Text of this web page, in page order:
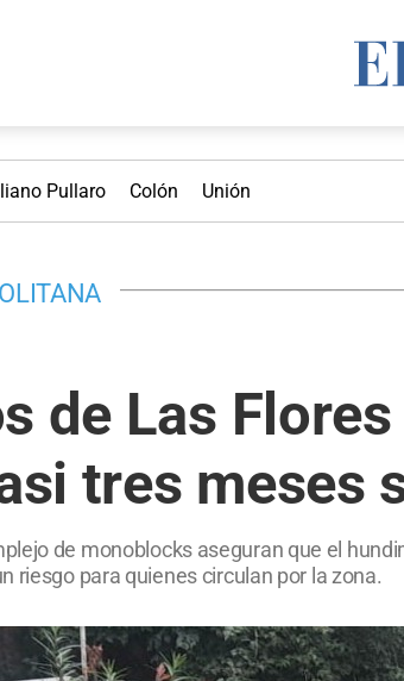
Pullaro Colón Unión
de Las
tres meses
de monoblocks aseguran que el
riesgo para quienes circulan por la zona.